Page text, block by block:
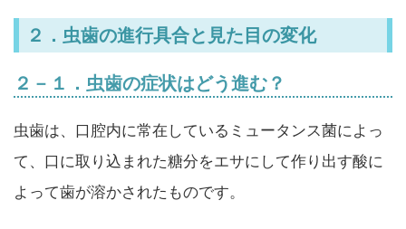
２．虫歯の進行具合と見た目の変化
２－１．虫歯の症状はどう進む？
虫歯は、口腔内に常在しているミュータンス菌によっ
て、口に取り込まれた糖分をエサにして作り出す酸に
よって歯が溶かされたものです。